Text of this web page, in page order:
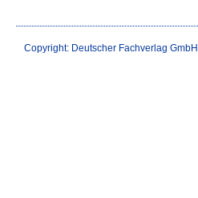
Copyright: Deutscher Fachverlag GmbH